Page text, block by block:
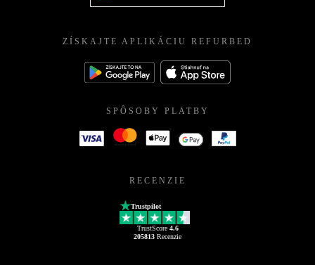
ZÍSKAJTE APLIKÁCIU REFURBED
SPÔSOBY PLATBY
RECENZIE
Trustpilot
TrustScore 4.6
205813 Recenzie